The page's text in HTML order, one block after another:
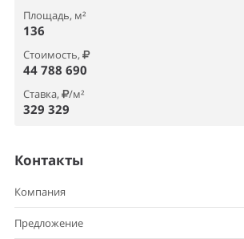
Площадь, м²
136
Стоимость,
44 788 690
Ставка, /м²
329 329
Контакты
Компания
Предложение